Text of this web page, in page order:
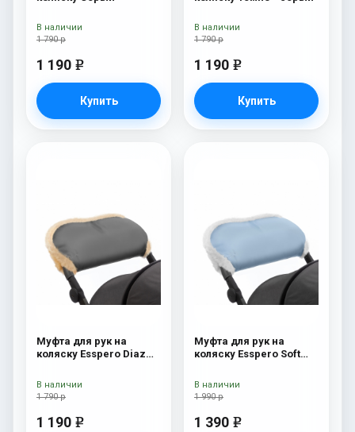
1 790 р
1 190 e
Купить
В наличии
1 790 р
1 190 e
Купить
В наличии
Муфта для рук на
коляску Esspero Diaz
Grey
1 790 р
1 190 e
В наличии
Муфта для рук на
коляску Esspero Soft
1 990 р
1 390 e
В наличии